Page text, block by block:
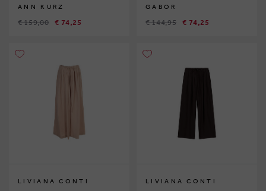
ANN KURZ
€ 159,00 € 74,25
GABOR
€ 144,95 € 74,25
LIVIANA CONTI LIVIANA CONTI